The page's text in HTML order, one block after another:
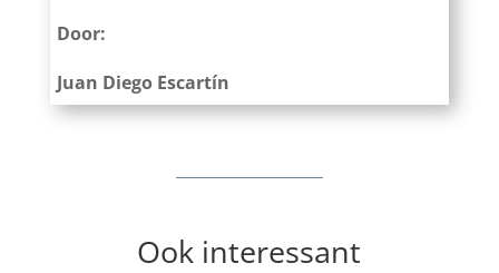
Door:
Juan Diego Escartín
Ook interessant